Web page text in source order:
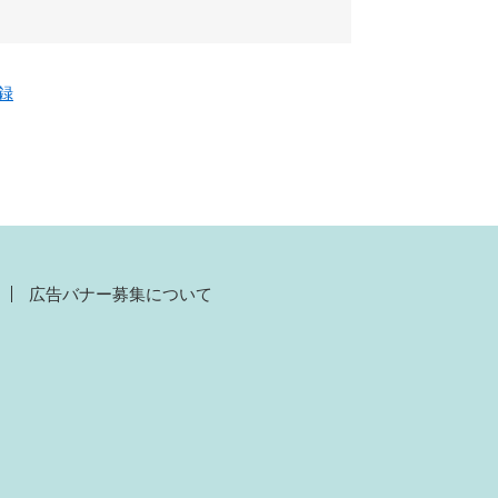
広告バナー募集について